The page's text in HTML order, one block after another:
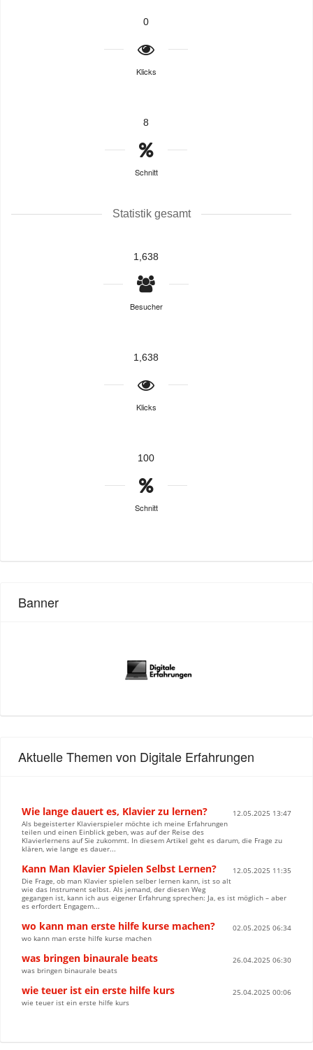
0
Klicks
8
Schnitt
Statistik gesamt
1,638
Besucher
1,638
Klicks
100
Schnitt
Banner
Aktuelle Themen von Digitale Erfahrungen
Wie lange dauert es, Klavier zu lernen?
12.05.2025 13:47
Als begeisterter Klavierspieler möchte ich meine Erfahrungen
teilen und einen Einblick geben, was auf der Reise des
Klavierlernens auf Sie zukommt. In diesem Artikel geht es darum, die Frage zu
klären, wie lange es dauer...
Kann Man Klavier Spielen Selbst Lernen?
12.05.2025 11:35
Die Frage, ob man Klavier spielen selber lernen kann, ist so alt
wie das Instrument selbst. Als jemand, der diesen Weg
gegangen ist, kann ich aus eigener Erfahrung sprechen: Ja, es ist möglich – aber
es erfordert Engagem...
wo kann man erste hilfe kurse machen?
02.05.2025 06:34
wo kann man erste hilfe kurse machen
was bringen binaurale beats
26.04.2025 06:30
was bringen binaurale beats
wie teuer ist ein erste hilfe kurs
25.04.2025 00:06
wie teuer ist ein erste hilfe kurs